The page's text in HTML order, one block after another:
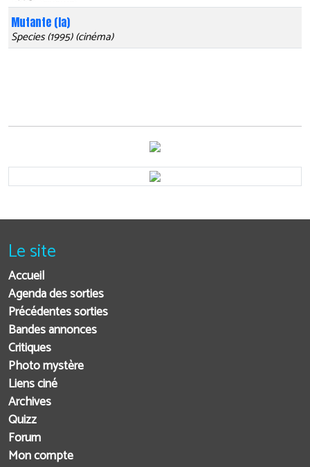
Mutante (la)
Species (1995) (cinéma)
Le site
Accueil
Agenda des sorties
Précédentes sorties
Bandes annonces
Critiques
Photo mystère
Liens ciné
Archives
Quizz
Forum
Mon compte